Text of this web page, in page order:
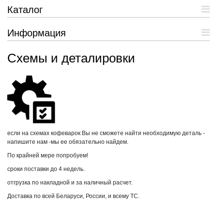
Каталог
Информация
Схемы и деталировки
если на схемах кофеварок Вы не сможете найти необходимую деталь -
напишите нам -мы ее обязательно найдем.
По крайней мере попробуем!
сроки поставки до 4 недель.
отгрузка по накладной и за наличный расчет.
Доставка по всей Беларуси, России, и всему ТС.